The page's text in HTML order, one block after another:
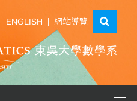
ENGLISH | 網站導覽